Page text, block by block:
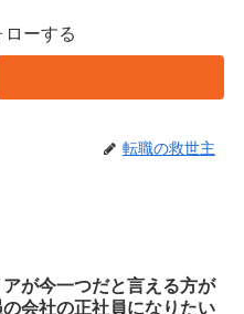
ローする
転職の救世主
アが今一つだと言える方が
会社の正社員になりたい